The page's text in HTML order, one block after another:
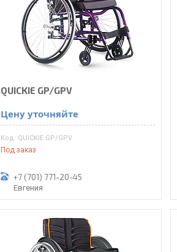
QUICKIE GP/GPV
Цену уточняйте
QUICKIE GP/GPV
Под заказ
+7 (701) 771-20-45
Евгения